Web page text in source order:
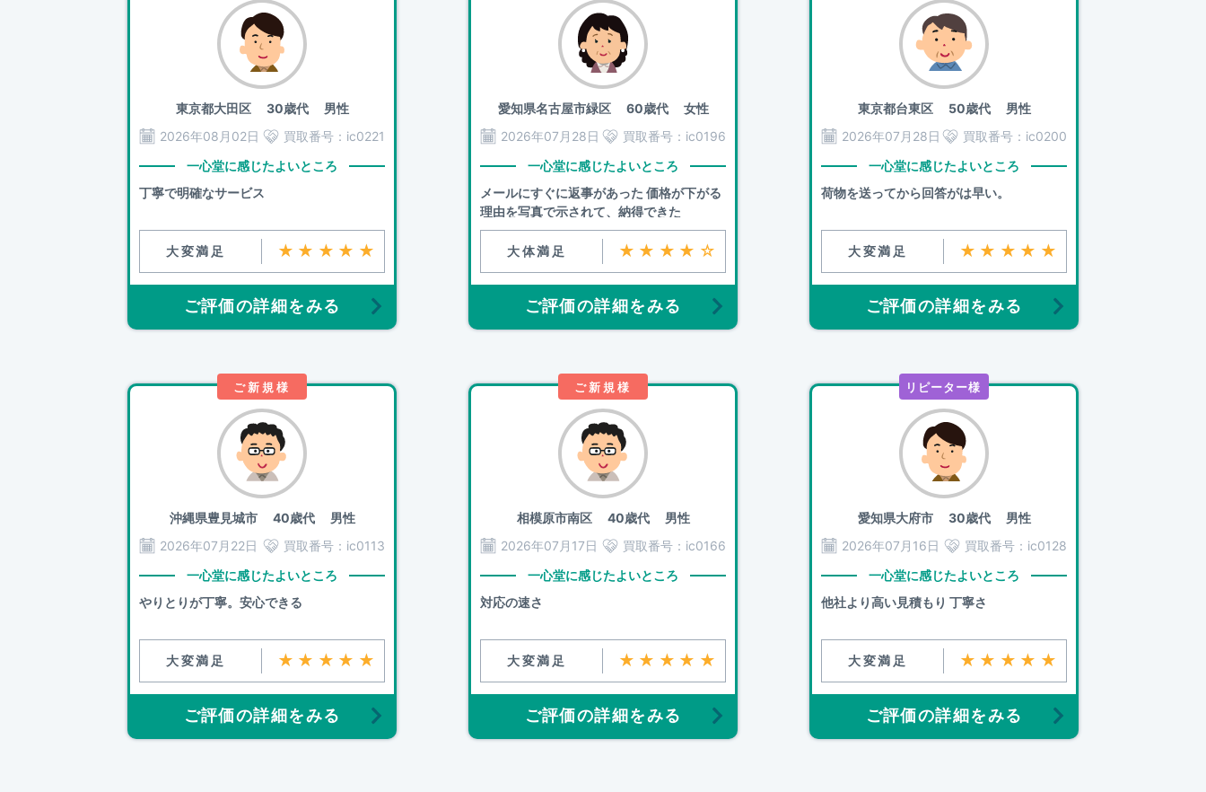
東京都大田区30歳代 男性
2026年08月02日
買取番号： ic0221
一心堂に感じたよいところ
丁寧で明確なサービス
大変満足 ★★★★★
ご評価の詳細をみる
愛知県名古屋市緑区60歳代 女性
2026年07月28日
買取番号： ic0196
一心堂に感じたよいところ
メールにすぐに返事があった 価格が下がる
理由を写真で示されて、納得できた
大体満足 ★★★★☆
ご評価の詳細をみる
東京都台東区50歳代 男性
2026年07月28日
買取番号： ic0200
一心堂に感じたよいところ
荷物を送ってから回答がは早い。
大変満足 ★★★★★
ご評価の詳細をみる
ご新規様
沖縄県豊見城市40歳代 男性
2026年07月22日
買取番号： ic0113
一心堂に感じたよいところ
やりとりが丁寧。安心できる
大変満足 ★★★★★
ご評価の詳細をみる
ご新規様
相模原市南区40歳代 男性
2026年07月17日
買取番号： ic0166
一心堂に感じたよいところ
対応の速さ
大変満足 ★★★★★
ご評価の詳細をみる
リピーター様
愛知県大府市30歳代 男性
2026年07月16日
買取番号： ic0128
一心堂に感じたよいところ
他社より高い見積もり 丁寧さ
大変満足 ★★★★★
ご評価の詳細をみる